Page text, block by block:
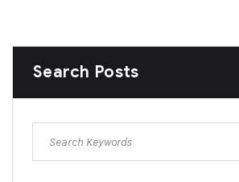
Search Posts